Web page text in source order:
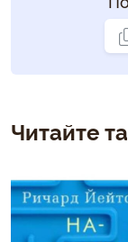
Читайте